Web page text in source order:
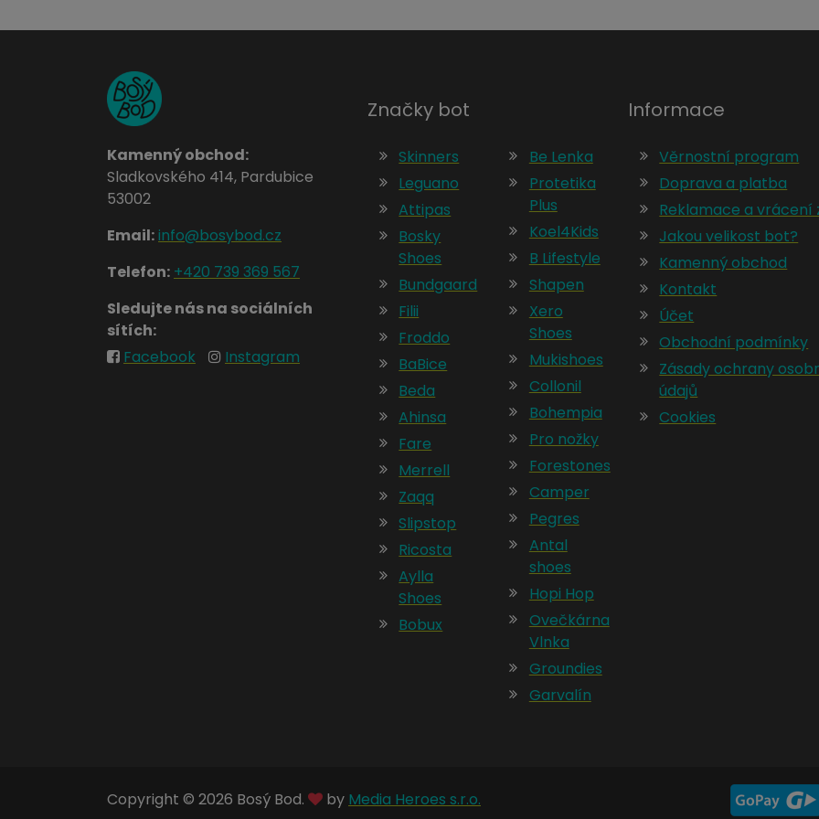
Kamenný obchod:
Sladkovského 414, Pardubice
53002
Email:info@bosybod.cz
Telefon: +420 739 369 567
Sledujte nás na sociálních
sítích:
Facebook
Instagram
Značky bot
Skinners
Leguano
Attipas
Bosky
Shoes
Bundgaard
Filii
Froddo
BaBice
Beda
Ahinsa
Fare
Merrell
Zaqq
Slipstop
Ricosta
Aylla
Shoes
Bobux
Be Lenka
Protetika
Plus
Koel4Kids
B Lifestyle
Shapen
Xero
Shoes
Mukishoes
Collonil
Bohempia
Pro nožky
Forestones
Camper
Pegres
Antal
shoes
Hopi Hop
Ovečkárna
Vlnka
Groundies
Garvalín
Informace
Věrnostní program
Doprava a platba
Reklamace a vrácení
Jakou velikost bot?
Kamenný obchod
Kontakt
Účet
Obchodní podmínky
Zásady ochrany
údajů
Cookies
Copyright © 2026 Bosý Bod. by Media Heroes s.r.o.